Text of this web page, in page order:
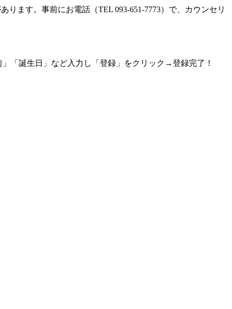
ます。事前にお電話（TEL 093-651-7773）で、カウンセリ
「誕生日」など入力し「登録」をクリック→登録完了！